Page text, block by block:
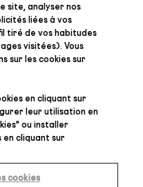
site, analyser nos
liées à vos
tiré de vos habitudes
visitées). Vous
sur les cookies sur
en cliquant sur
leur utilisation en
" ou installer
en cliquant sur
cookies